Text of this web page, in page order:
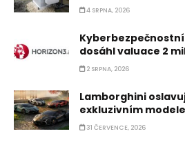
4 SRPNA, 2026
dosáhl valuace 2
2 SRPNA, 2026
Lamborghini
exkluzivním
31 ČERVENCE, 2026